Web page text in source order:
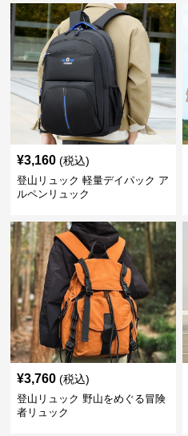
¥3,160 (税込)
登山リュック 軽量デイパック ア
ルペンリュック
¥3,760 (税込)
登山リュック 野山をめぐる冒険
者リュック